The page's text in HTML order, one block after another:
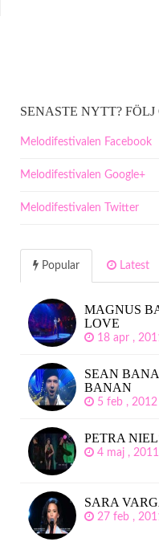
SENASTE NYTT? FÖLJ
Melodifestivalen Facebook
Melodifestivalen Google+
Melodifestivalen Twitter
Popular Latest
MAGNUS
LOVE
18 apr ,
SEAN
BANAN
5 feb ,
PETRA
4 maj ,
SARA
27 feb ,